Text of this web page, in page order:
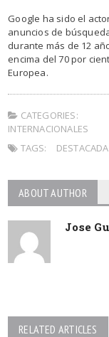
Google ha sido el
anuncios de
durante más de 12
encima del 70 por
Europea.
CATEGORIES:
INTERNACIONALES
TAGS:
ABOUT AUTHOR
Jose
RELATED ARTICLES